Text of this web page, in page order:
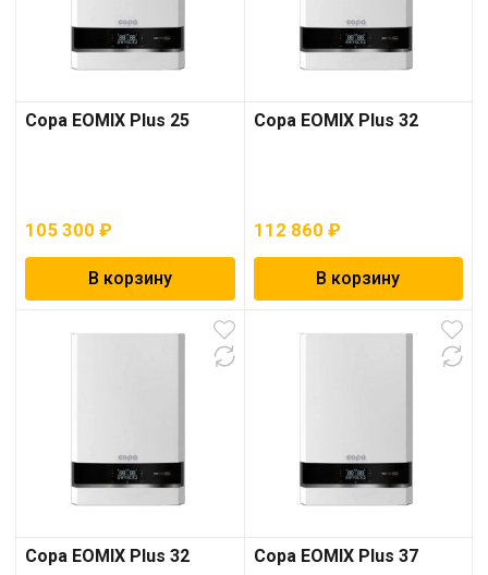
Copa EOMIX Plus 25
105 300 ₽
В корзину
Copa EOMIX Plus 32
112 860 ₽
В корзину
Copa EOMIX Plus 32 Copa EOMIX Plus 37